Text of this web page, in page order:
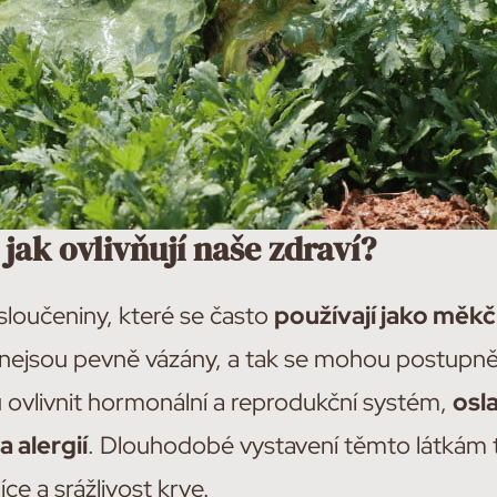
ovlivňují naše zdraví?
které se často používají jako
pevně vázány, a tak se mohou
hormonální a reprodukční systém,
alergií. Dlouhodobé vystavení těmto látkám
a srážlivost krve.